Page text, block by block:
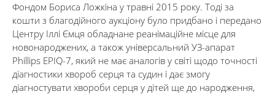
Фондом Бориса Ложкіна у травні 2015 року. Тоді за
кошти з благодійного аукціону було придбано і передано
Центру Іллі Ємця обладнане реанімаційне місце для
новонароджених, а також універсальний УЗ-апарат
Phillips EPIQ-7, який не має аналогів у світі щодо точності
діагностики хвороб серця та судин і дає змогу
діагностувати хвороби серця у дітей ще до народження,